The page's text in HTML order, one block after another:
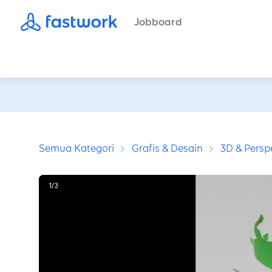
Jobboard
Semua Kategori Grafis & Desain 3D &
1/3